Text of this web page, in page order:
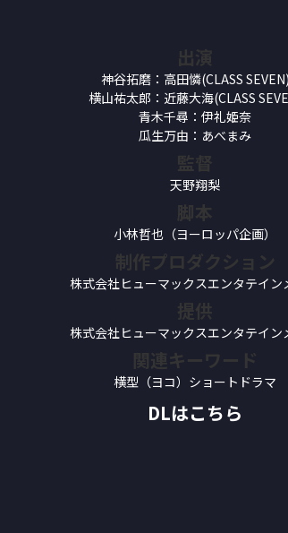
出演
神谷拓磨：高田憐(CLASS
横山祐太郎：近藤大海(CLASS
青木千尋：伊礼姫奈
瓜生万由：あべまみ
監督
天野翔梨
脚本
小林哲也（ヨーロッパ企画）
制作プロダクション
株式会社ヒューマックスエンタテイン
提供
株式会社ヒューマックスエンタテイン
関連キーワード
横型（ヨコ）ショートドラマ
DLはこちら